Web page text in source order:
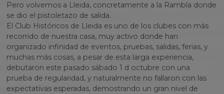
Pero volvemos a Lleida, concretamente a la Rambla donde
se dio el pistoletazo de salida.
El Club Históricos de Lleida es uno de los clubes con más
recorrido de nuestra casa, muy activo donde han
organizado infinidad de eventos, pruebas, salidas, ferias, y
muchas más cosas, a pesar de esta larga experiencia,
debutaron este pasado sábado 1 d octubre con una
prueba de regularidad, y naturalmente no fallaron con las
expectativas esperadas, demostrando un gran nivel de